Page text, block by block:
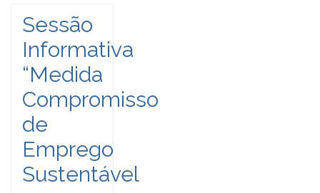
Sessão
Informativa
“Medida
Compromisso
de
Emprego
Sustentável